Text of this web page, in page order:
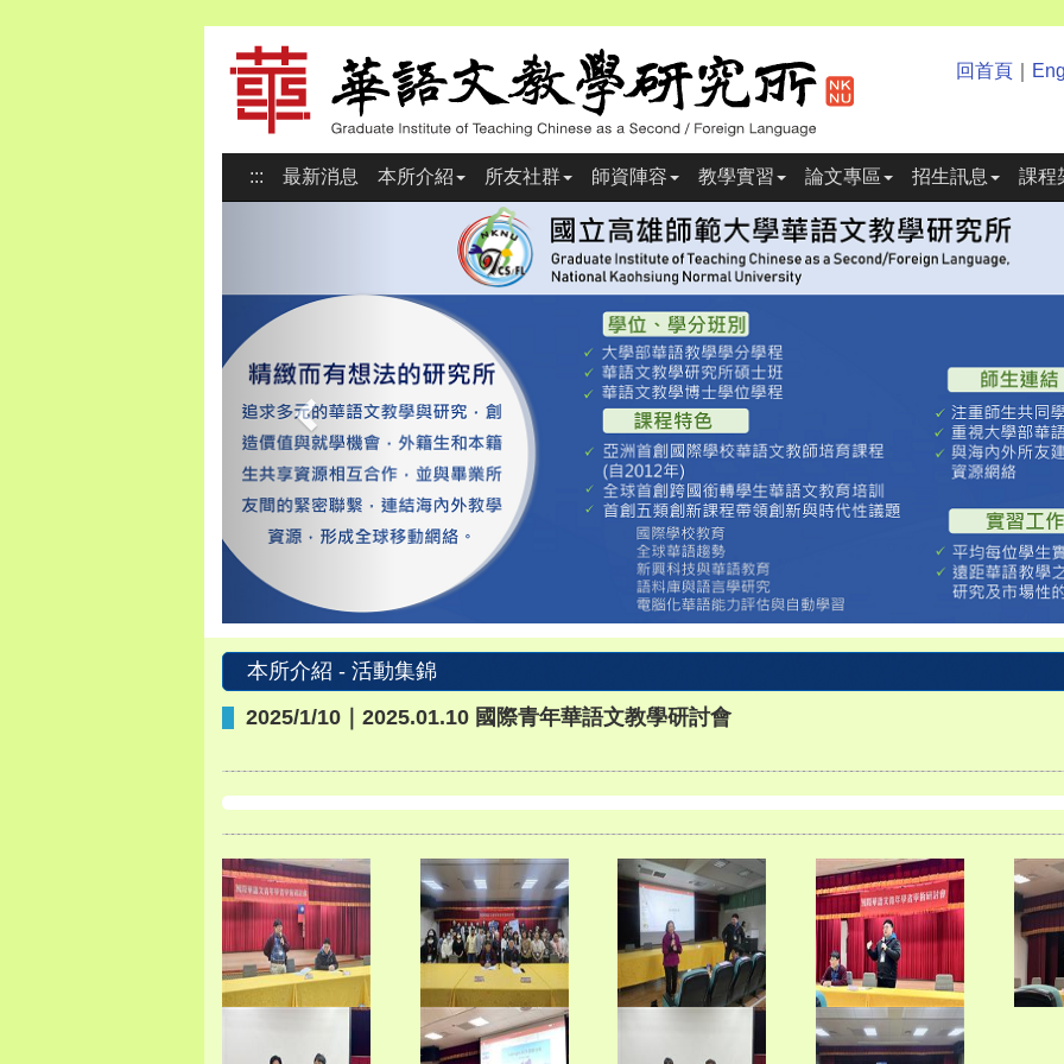
回首頁
::: 最新消息 本所介紹 所友社群 師資陣容 教學實習 論文專區 招生訊息 課程
本所介紹 - 活動集錦
2025/1/10｜2025.01.10 國際青年華語文教學研討會